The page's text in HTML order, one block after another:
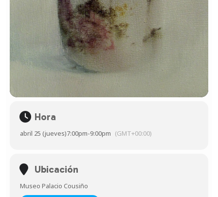
Hora
abril 25 (jueves)7:00pm-9:00pm (GMT+00:00)
Ubicación
Museo Palacio Cousiño